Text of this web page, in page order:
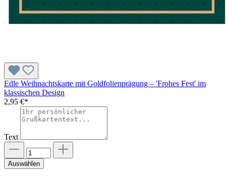
Edle Weihnachtskarte mit Goldfolienprägung – 'Frohes Fest' im
klassischen Design
2,95 €*
Text
Auswählen